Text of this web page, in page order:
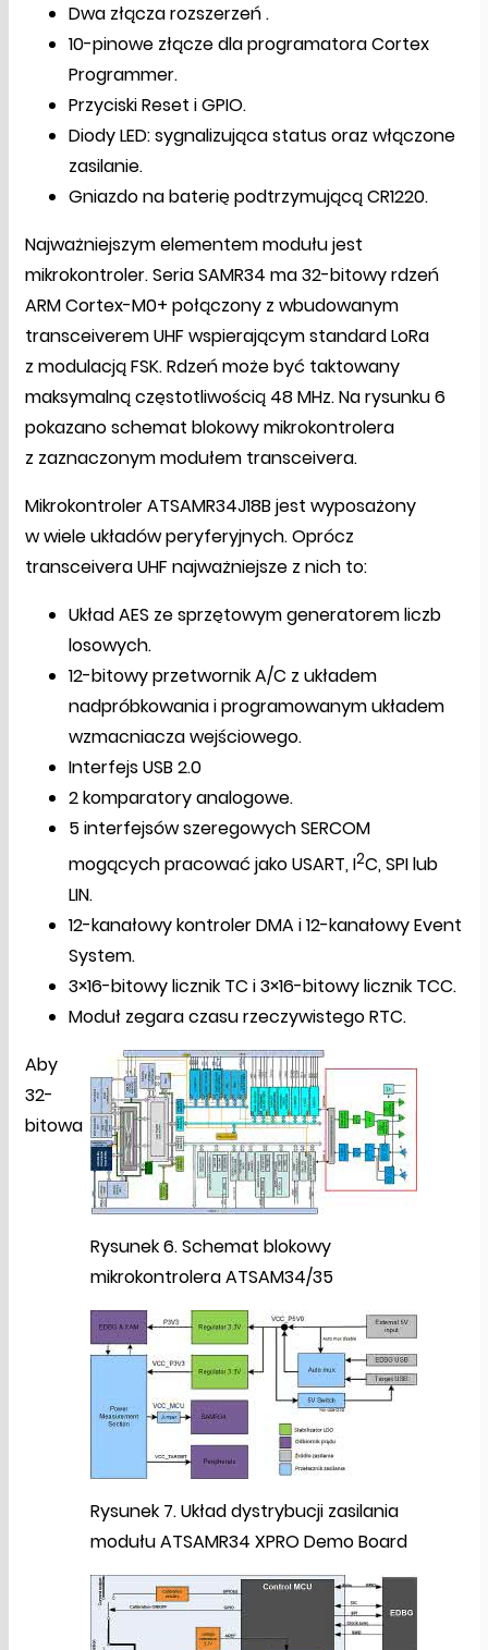
Dwa złącza rozszerzeń .
10-pinowe złącze dla programatora Cortex
Programmer.
Przyciski Reset i GPIO.
Diody LED: sygnalizująca status oraz włączone
zasilanie.
Gniazdo na baterię podtrzymującą CR1220.
Najważniejszym elementem modułu jest
mikrokontroler. Seria SAMR34 ma 32-bitowy rdzeń
ARM Cortex-M0+ połączony z wbudowanym
transceiverem UHF wspierającym standard LoRa
z modulacją FSK. Rdzeń może być taktowany
maksymalną częstotliwością 48 MHz. Na rysunku 6
pokazano schemat blokowy mikrokontrolera
z zaznaczonym modułem transceivera.
Mikrokontroler ATSAMR34J18B jest wyposażony
w wiele układów peryferyjnych. Oprócz
transceivera UHF najważniejsze z nich to:
Układ AES ze sprzętowym generatorem liczb
losowych.
12-bitowy przetwornik A/C z układem
nadpróbkowania i programowanym układem
wzmacniacza wejściowego.
Interfejs USB 2.0
2 komparatory analogowe.
5 interfejsów szeregowych SERCOM
mogących pracować jako USART, I2C, SPI lub
LIN.
12-kanałowy kontroler DMA i 12-kanałowy Event
System.
3×16-bitowy licznik TC i 3×16-bitowy licznik TCC.
Moduł zegara czasu rzeczywistego RTC.
Rysunek 6. Schemat blokowy
mikrokontrolera ATSAM34/35
Rysunek 7. Układ dystrybucji zasilania
modułu ATSAMR34 XPRO Demo Board
Aby
32-
bitowa